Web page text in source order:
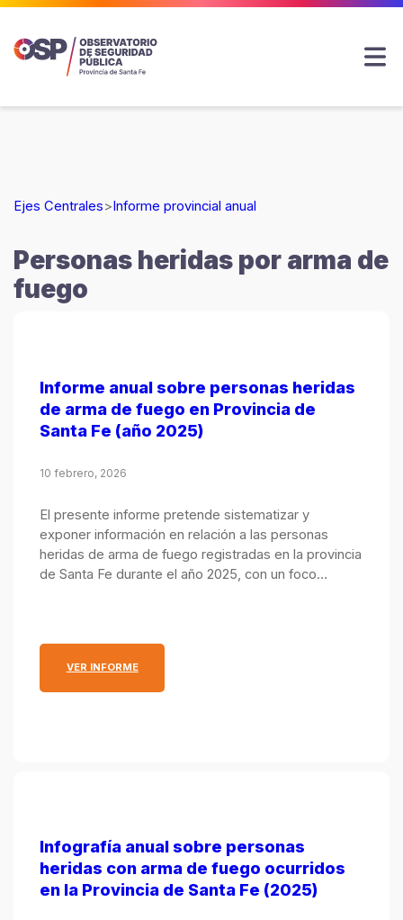
Ejes Centrales>Informe provincial anual
Personas heridas por arma de
fuego
Informe anual sobre personas heridas
de arma de fuego en Provincia de
Santa Fe (año 2025)
10 febrero, 2026
El presente informe pretende sistematizar y
exponer información en relación a las personas
heridas de arma de fuego registradas en la provincia
de Santa Fe durante el año 2025, con un foco
La información expuesta surge de un proceso de
triangulación de fuentes de datos de áreas
VER INFORME: INFORME ANUAL SOBRE PERSONAS HERIDAS
Infografía anual sobre personas
heridas con arma de fuego ocurridos
en la Provincia de Santa Fe (2025)